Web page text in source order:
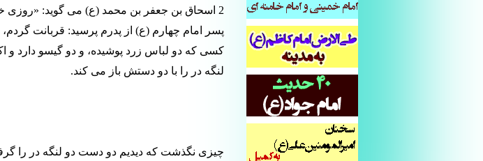
2 اسحاق بن جعفر بن محمد (ع) می گوید:
پسر امام چهارم (ع) از پدرم پرسید: قربانت
کسی که دو لباس زرد پوشیده، و دو گیسو دارد و
لنگه در را با دو دستش باز می کند.
چیزی نگذشت که دیدیم دو دست دو لنگه در را